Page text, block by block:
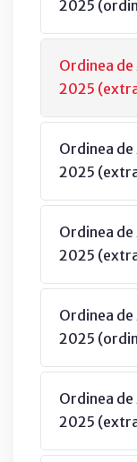
2025
Ordinea de
2025
Ordinea de
2025
Ordinea de
2025
Ordinea
2025
Ordinea de
2025